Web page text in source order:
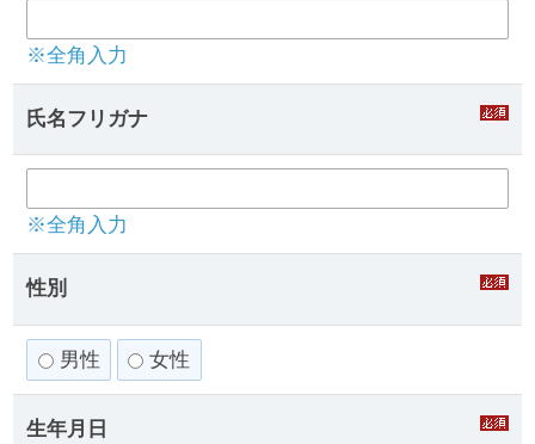
※全角入力
氏名フリガナ
※全角入力
性別
男性 女性
生年月日